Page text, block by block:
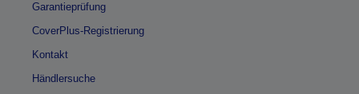
Garantieprüfung
CoverPlus-Registrierung
Kontakt
Händlersuche